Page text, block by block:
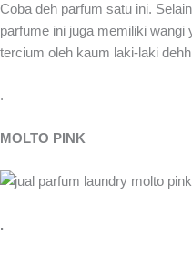
Coba deh parfum satu ini.
parfume ini juga memiliki wangi
tercium oleh kaum laki-laki
.
MOLTO PINK
.